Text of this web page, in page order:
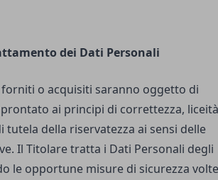
dei Dati Personali
o acquisiti saranno oggetto di
ai principi di correttezza,
tutela della riservatezza ai sensi delle
Il Titolare tratta i Dati Personali degli
le opportune misure di sicurezza volte